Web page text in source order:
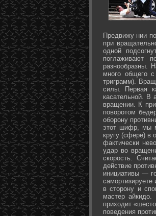
Предвижу нии
при
одной
поглаживают
разнообразны.
много общего
триграмм).
силы. Первая
касательной. В
вращении. К
поворотом
оборону
этот шифр, мы
кругу (сфере) в
фактически
удар во
скорость.
действие
инициативы —
самортизируете
в сторону и
мастер айкидо.
приходит
поведения